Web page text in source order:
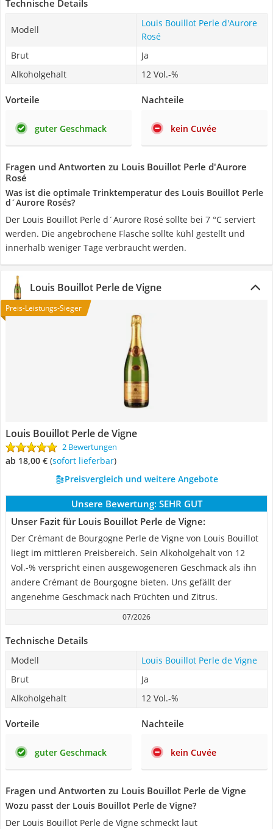
Technische Details
Modell
Louis Bouillot Perle d'Aurore
Rosé
Brut
Ja
Alkoholgehalt
12 Vol.-%
Vorteile
guter Geschmack
Nachteile
kein Cuvée
Fragen und Antworten zu Louis Bouillot Perle d'Aurore
Rosé
Was ist die optimale Trinktemperatur des Louis Bouillot Perle
d´Aurore Rosés?
Der Louis Bouillot Perle d´Aurore Rosé sollte bei 7 °C serviert
werden. Die angebrochene Flasche sollte kühl gestellt und
innerhalb weniger Tage verbraucht werden.
Louis Bouillot Perle de Vigne
Preis-Leistungs-Sieger
Louis Bouillot Perle de Vigne
2 Bewertungen
ab 18,00 € ( Sofort lieferbar)
Preisvergleich und weitere Angebote
Unsere Bewertung: SEHR GUT
Unser Fazit für Louis Bouillot Perle de Vigne:
Der Crémant de Bourgogne Perle de Vigne von Louis Bouillot
liegt im mittleren Preisbereich. Sein Alkoholgehalt von 12
Vol.-% verspricht einen ausgewogeneren Geschmack als ihn
andere Crémant de Bourgogne bieten. Uns gefällt der
angenehme Geschmack nach Früchten und Zitrus.
07/2026
Technische Details
Modell
Louis Bouillot Perle de Vigne
Brut
Ja
Alkoholgehalt
12 Vol.-%
Vorteile
guter Geschmack
Nachteile
kein Cuvée
Fragen und Antworten zu Louis Bouillot Perle de Vigne
Wozu passt der Louis Bouillot Perle de Vigne?
Der Louis Bouillot Perle de Vigne schmeckt laut